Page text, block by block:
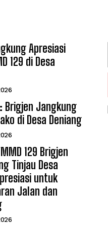
Apresiasi
129 di Desa
Brigjen Jangkung
di Desa Deniang
129 Brigjen
Tinjau Desa
untuk
Jalan dan